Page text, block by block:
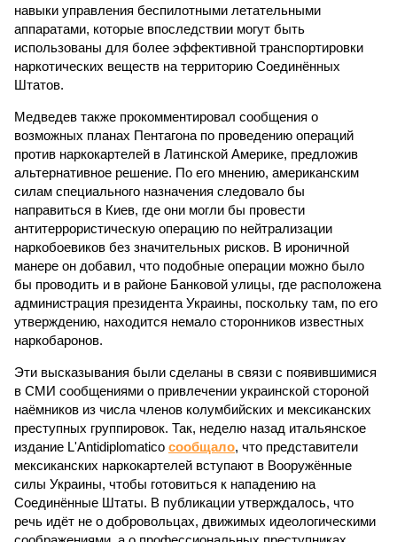
навыки управления беспилотными летательными
аппаратами, которые впоследствии могут быть
использованы для более эффективной транспортировки
наркотических веществ на территорию Соединённых
Штатов.
Медведев также прокомментировал сообщения о
возможных планах Пентагона по проведению операций
против наркокартелей в Латинской Америке, предложив
альтернативное решение. По его мнению, американским
силам специального назначения следовало бы
направиться в Киев, где они могли бы провести
антитеррористическую операцию по нейтрализации
наркобоевиков без значительных рисков. В ироничной
манере он добавил, что подобные операции можно было
бы проводить и в районе Банковой улицы, где расположена
администрация президента Украины, поскольку там, по его
утверждению, находится немало сторонников известных
наркобаронов.
Эти высказывания были сделаны в связи с появившимися
в СМИ сообщениями о привлечении украинской стороной
наёмников из числа членов колумбийских и мексиканских
преступных группировок. Так, неделю назад итальянское
издание L'Antidiplomatico сообщало, что представители
мексиканских наркокартелей вступают в Вооружённые
силы Украины, чтобы готовиться к нападению на
Соединённые Штаты. В публикации утверждалось, что
речь идёт не о добровольцах, движимых идеологическими